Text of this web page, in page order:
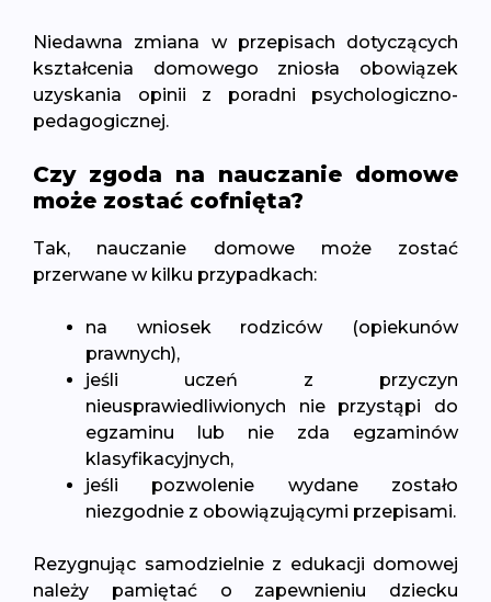
Niedawna zmiana w przepisach dotyczących
kształcenia domowego zniosła obowiązek
uzyskania opinii z poradni psychologiczno-
pedagogicznej.
Czy zgoda na nauczanie domowe
może zostać cofnięta?
Tak, nauczanie domowe może zostać
przerwane w kilku przypadkach:
na wniosek rodziców (opiekunów
prawnych),
jeśli uczeń z przyczyn
nieusprawiedliwionych nie przystąpi do
egzaminu lub nie zda egzaminów
klasyfikacyjnych,
jeśli pozwolenie wydane zostało
niezgodnie z obowiązującymi przepisami.
Rezygnując samodzielnie z edukacji domowej
należy pamiętać o zapewnieniu dziecku